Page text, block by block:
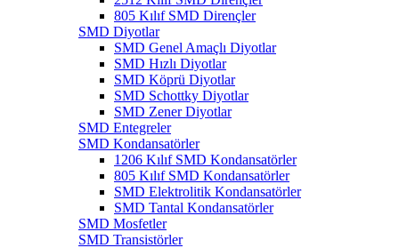
805 Kılıf SMD Dirençler
SMD Diyotlar
SMD Genel Amaçlı Diyotlar
SMD Hızlı Diyotlar
SMD Köprü Diyotlar
SMD Schottky Diyotlar
SMD Zener Diyotlar
SMD Entegreler
SMD Kondansatörler
1206 Kılıf SMD Kondansatörler
805 Kılıf SMD Kondansatörler
SMD Elektrolitik Kondansatörler
SMD Tantal Kondansatörler
SMD Mosfetler
SMD Transistörler